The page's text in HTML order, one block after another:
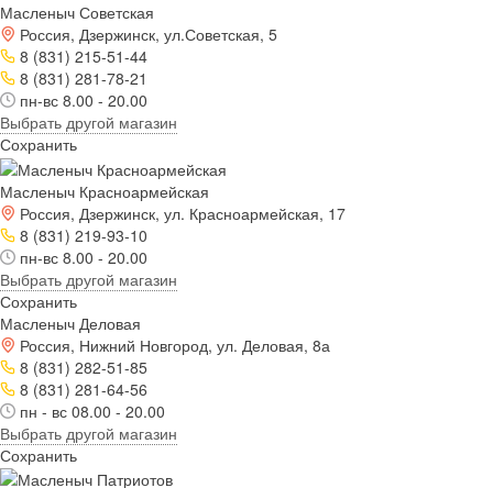
Масленыч Советская
Россия, Дзержинск, ул.Советская, 5
8 (831) 215-51-44
8 (831) 281-78-21
пн-вс 8.00 - 20.00
Выбрать другой магазин
Сохранить
Масленыч Красноармейская
Россия, Дзержинск, ул. Красноармейская, 17
8 (831) 219-93-10
пн-вс 8.00 - 20.00
Выбрать другой магазин
Сохранить
Масленыч Деловая
Россия, Нижний Новгород, ул. Деловая, 8а
8 (831) 282-51-85
8 (831) 281-64-56
пн - вс 08.00 - 20.00
Выбрать другой магазин
Сохранить